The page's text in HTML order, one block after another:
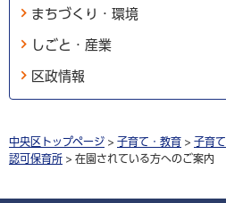
まちづくり・環境
しごと・産業
区政情報
中央区トップページ > 子育て・教育 > 子育て
認可保育所 > 在園されている方へのご案内